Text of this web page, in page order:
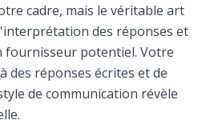
cadre, mais le véritable art
des réponses et
fournisseur potentiel. Votre
des réponses écrites et de
de communication révèle